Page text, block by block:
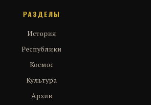
РАЗДЕЛЫ
История
Республики
Космос
Культура
Архив